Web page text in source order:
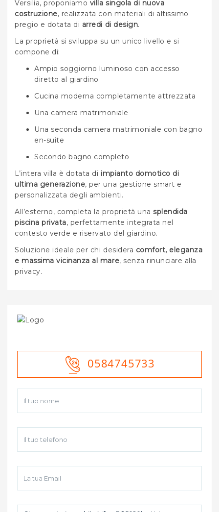
Versilia, proponiamo villa singola di nuova
costruzione, realizzata con materiali di altissimo
pregio e dotata di arredi di design.
La proprietà si sviluppa su un unico livello e si
compone di:
Ampio soggiorno luminoso con accesso
diretto al giardino
Cucina moderna completamente attrezzata
Una camera matrimoniale
Una seconda camera matrimoniale con bagno
en-suite
Secondo bagno completo
L’intera villa è dotata di impianto domotico di
ultima generazione, per una gestione smart e
personalizzata degli ambienti.
All’esterno, completa la proprietà unasplendida
piscina privata, perfettamente integrata nel
contesto verde e riservato del giardino.
Soluzione ideale per chi desidera comfort, eleganza
e massima vicinanza al mare, senza rinunciare alla
privacy.
0584745733